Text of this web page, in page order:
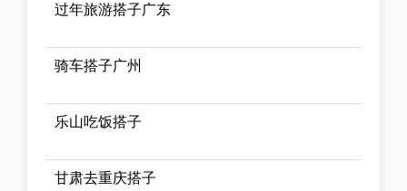
过年旅游搭子广东
骑车搭子广州
乐山吃饭搭子
甘肃去重庆搭子